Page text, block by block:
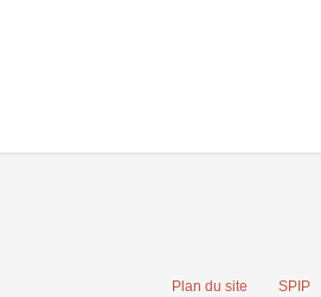
Plan du site SPIP